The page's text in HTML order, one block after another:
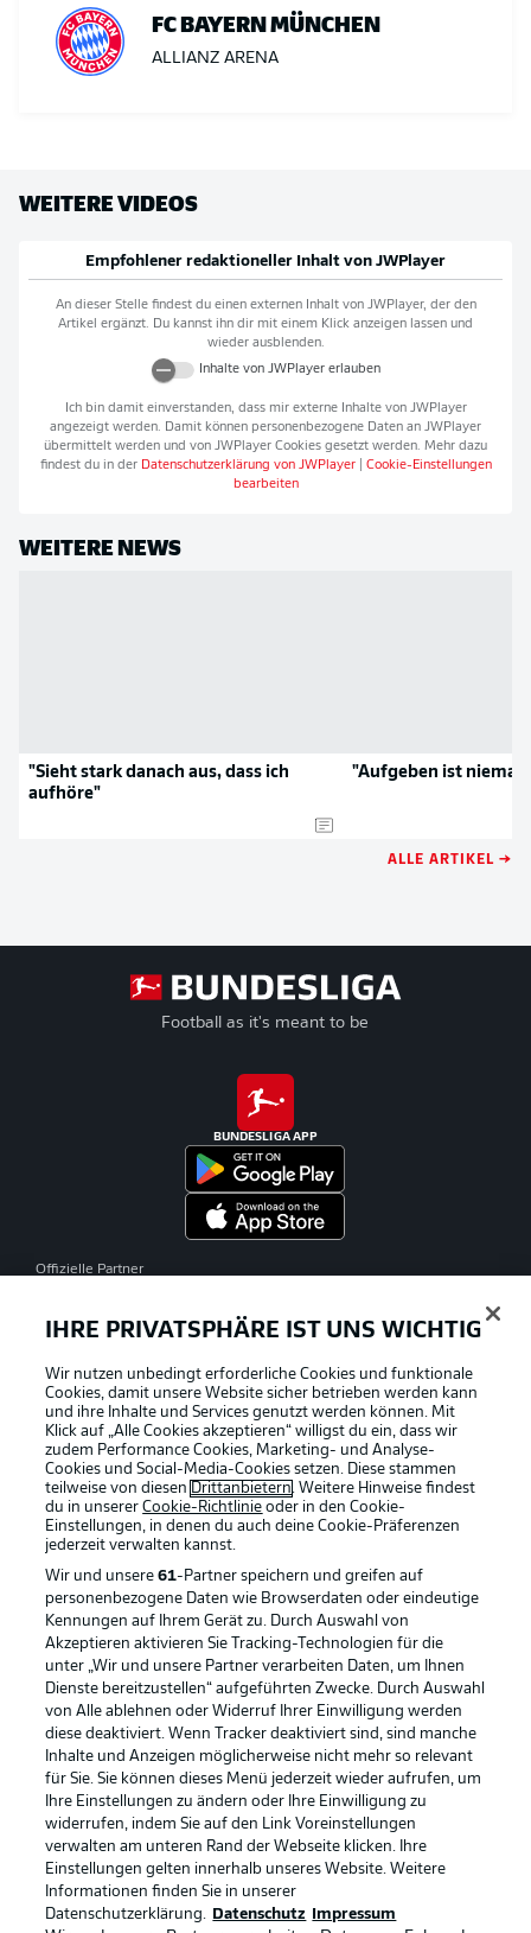
FC BAYERN MÜNCHEN
ALLIANZ ARENA
WEITERE VIDEOS
Empfohlener redaktioneller Inhalt von JWPlayer
An dieser Stelle findest du einen externen Inhalt von JWPlayer, der den
Artikel ergänzt. Du kannst ihn dir mit einem Klick anzeigen lassen und
wieder ausblenden.
Inhalte von JWPlayererlauben
Ich bin damit einverstanden, dass mir externe Inhalte von JWPlayer
angezeigt werden. Damit können personenbezogene Daten an JWPlayer
übermittelt werden und von JWPlayer Cookies gesetzt werden. Mehr dazu
findest du in der Datenschutzerklärung von JWPlayer| Cookie-Einstellungen
bearbeiten
WEITERE NEWS
"Sieht stark danach aus, dass ich
aufhöre"
"Aufgeben ist
ALLE ARTIKEL →
Football as it's meant to be
BUNDESLIGA APP
Offizielle Partner
Rechtliche Hinweise Voreinstellungen verwalten
Datenschutz Nutzungsbedingungen
Broadcaster Kontakt
Jobs Impressum
Partner Spieler
Liveticker
IHRE PRIVATSPHÄRE IST UNS WICHTIG
Wir nutzen unbedingt erforderliche Cookies und funktionale
Cookies, damit unsere Website sicher betrieben werden kann
und ihre Inhalte und Services genutzt werden können. Mit
Klick auf „Alle Cookies akzeptieren“ willigst du ein, dass wir
zudem Performance Cookies, Marketing- und Analyse-
Cookies und Social-Media-Cookies setzen. Diese stammen
teilweise von diesen Drittanbietern. Weitere Hinweise findest
du in unsererCookie-Richtlinie oder in den Cookie-
Einstellungen, in denen du auch deine Cookie-Präferenzen
jederzeit verwalten kannst.
Wir und unsere61-Partner speichern und greifen auf
personenbezogene Daten wie Browserdaten oder eindeutige
Kennungen auf Ihrem Gerät zu. Durch Auswahl von
Akzeptieren aktivieren Sie Tracking-Technologien für die
unter „Wir und unsere Partner verarbeiten Daten, um Ihnen
Dienste bereitzustellen“ aufgeführten Zwecke. Durch Auswahl
von Alle ablehnen oder Widerruf Ihrer Einwilligung werden
diese deaktiviert. Wenn Tracker deaktiviert sind, sind manche
Inhalte und Anzeigen möglicherweise nicht mehr so relevant
für Sie. Sie können dieses Menü jederzeit wieder aufrufen, um
Ihre Einstellungen zu ändern oder Ihre Einwilligung zu
widerrufen, indem Sie auf den Link Voreinstellungen
verwalten am unteren Rand der Webseite klicken. Ihre
Einstellungen gelten innerhalb unseres Website. Weitere
Informationen finden Sie in unserer
Datenschutzerklärung.
Datenschutz Impressum